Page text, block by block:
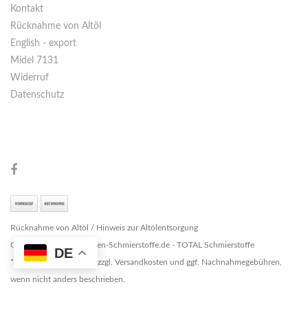
DE
Kontakt
Rücknahme von Altöl
English - export
Midel 7131
Widerruf
Datenschutz
Rücknahme von Altöl / Hinweis zur Altölentsorgung
Copyright © 2026 Marken-Schmierstoffe.de - TOTAL Schmierstoffe
* Alle Preise zzgl. MwSt. zzgl. Versandkosten und ggf. Nachnahmegebühren,
wenn nicht anders beschrieben.